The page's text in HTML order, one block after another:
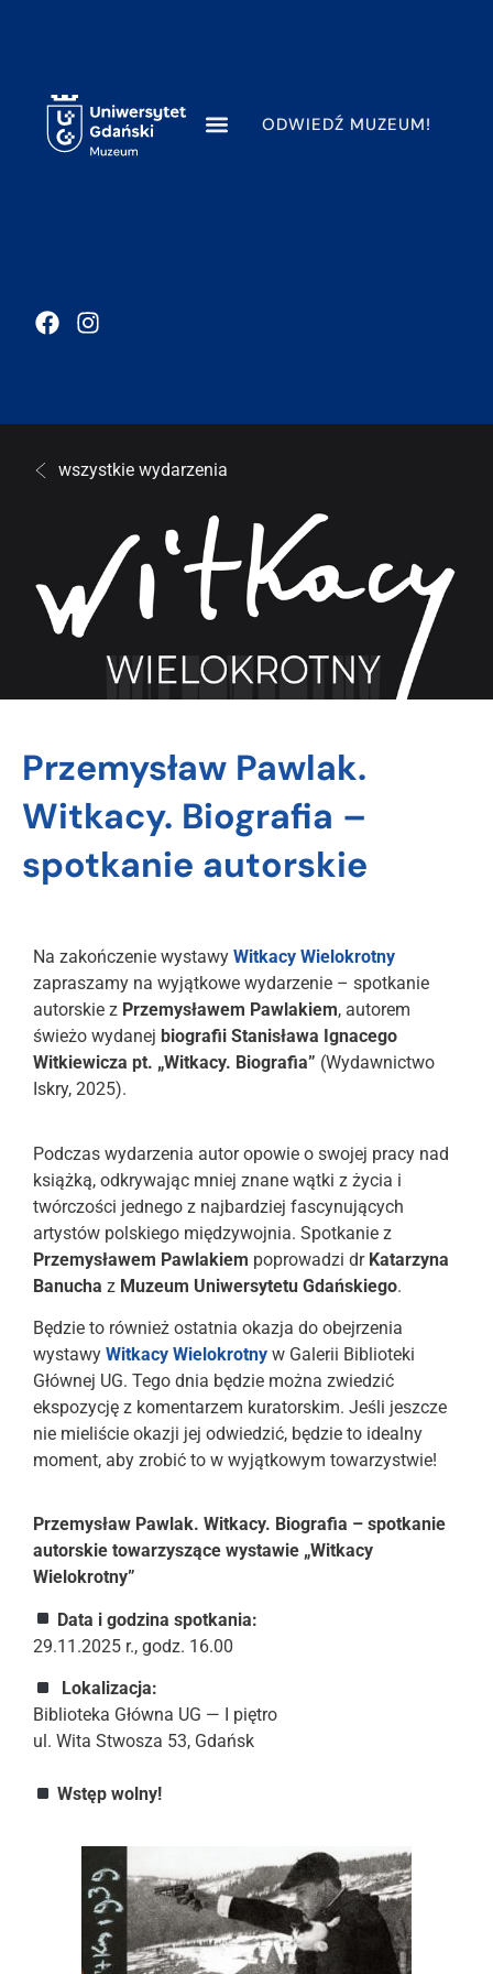
ODWIEDŹ MUZEUM!
wszystkie wydarzenia
Przemysław Pawlak.
Witkacy. Biografia –
spotkanie autorskie
Na zakończenie wystawy Witkacy Wielokrotny
zapraszamy na wyjątkowe wydarzenie – spotkanie
autorskie z Przemysławem Pawlakiem, autorem
świeżo wydanej biografii Stanisława Ignacego
Witkiewicza pt. „Witkacy. Biografia” (Wydawnictwo
Iskry, 2025).
Podczas wydarzenia autor opowie o swojej pracy nad
książką, odkrywając mniej znane wątki z życia i
twórczości jednego z najbardziej fascynujących
artystów polskiego międzywojnia. Spotkanie z
Przemysławem Pawlakiem poprowadzi dr Katarzyna
Banucha z Muzeum Uniwersytetu Gdańskiego.
Będzie to również ostatnia okazja do obejrzenia
wystawy Witkacy Wielokrotny w Galerii Biblioteki
Głównej UG. Tego dnia będzie można zwiedzić
ekspozycję z komentarzem kuratorskim. Jeśli jeszcze
nie mieliście okazji jej odwiedzić, będzie to idealny
moment, aby zrobić to w wyjątkowym towarzystwie!
Przemysław Pawlak. Witkacy. Biografia – spotkanie
autorskie towarzyszące wystawie „Witkacy
Wielokrotny”
Data i godzina spotkania:
29.11.2025 r., godz. 16.00
Lokalizacja:
Biblioteka Główna UG — I piętro
ul. Wita Stwosza 53, Gdańsk
Wstęp wolny!